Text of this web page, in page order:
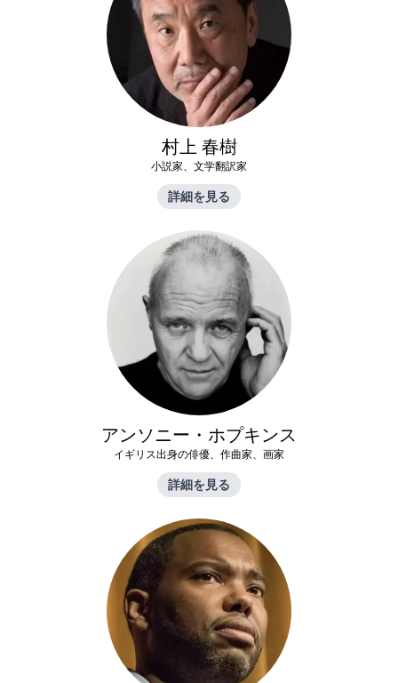
村上 春樹
小説家、文学翻訳家
詳細を見る
アンソニー・ホプキンス
イギリス出身の俳優、作曲家、画家
詳細を見る